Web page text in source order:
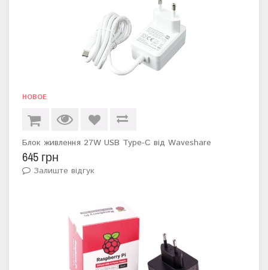
НОВОЕ
Блок живлення 27W USB Type-C від Waveshare
645 грн
Залиште відгук